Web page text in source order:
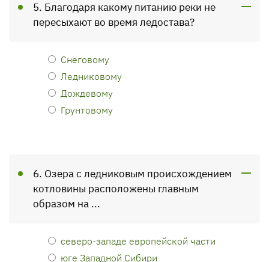
5. Благодаря какому питанию реки не
пересыхают во время ледостава?
Снеговому
Ледниковому
Дождевому
Грунтовому
6. Озера с ледниковым происхождением
котловины расположены главным
образом на ...
северо-западе европейской части
юге Западной Сибири